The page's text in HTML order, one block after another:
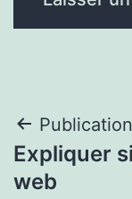
de
Expliquer
web